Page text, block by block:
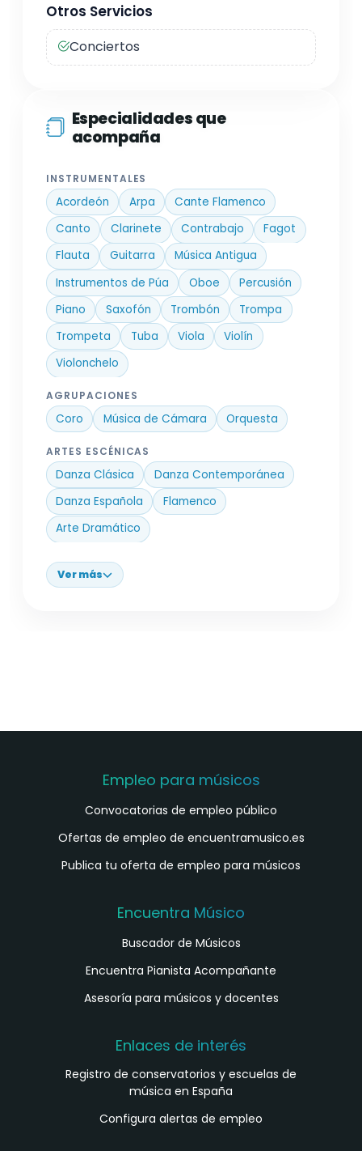
Otros Servicios
Conciertos
Especialidades que
acompaña
INSTRUMENTALES
Acordeón Arpa
Cante Flamenco
Canto
Clarinete Contrabajo
Fagot
Flauta
Guitarra
Música Antigua
Instrumentos de Púa
Oboe
Percusión
Piano
Saxofón Trombón
Trompa
Trompeta
Tuba Viola
Violín
Violonchelo
AGRUPACIONES
Coro Música de Cámara Orquesta
ARTES ESCÉNICAS
Danza Clásica
Danza Contemporánea
Danza Española
Flamenco
Arte Dramático
Ver más
Empleo para músicos
Convocatorias de empleo público
Ofertas de empleo de encuentramusico.es
Publica tu oferta de empleo para músicos
Encuentra Músico
Buscador de Músicos
Encuentra Pianista Acompañante
Asesoría para músicos y docentes
Enlaces de interés
Registro de conservatorios y escuelas de
música en España
Configura alertas de empleo